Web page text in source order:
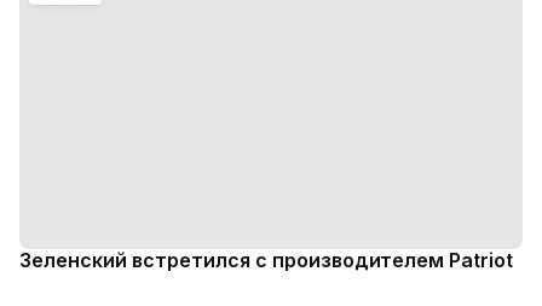
Зеленский встретился с производителем Patriot